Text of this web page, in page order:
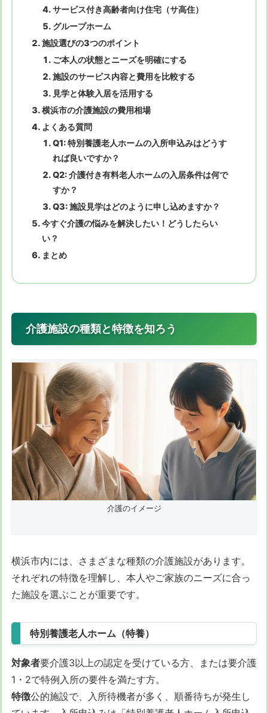
サービス付き高齢者向け住宅（サ高住）
グループホーム
施設選びの3つのポイント
ご本人の状態とニーズを明確にする
施設のサービス内容と費用を比較する
見学と体験入居を活用する
横浜市の介護施設の費用相場
よくある質問
Q1: 特別養護老人ホームの入所申込みはどうす
れば良いですか？
Q2: 介護付き有料老人ホームの入居条件は何で
すか？
Q3: 施設見学はどのように申し込めますか？
今すぐ介護の悩みを解決したい！どうしたらい
い？
まとめ
介護施設の種類と特徴を知ろう
介護のイメージ
横浜市内には、さまざまな種類の介護施設があります。
それぞれの特徴を理解し、本人やご家族のニーズに合っ
た施設を選ぶことが重要です。
特別養護老人ホーム（特養）
対象者要介護3以上の認定を受けている方、または要介護
1・2で特例入所の要件を満たす方。
特徴公的施設で、入所待機者が多く、順番待ちが発生し